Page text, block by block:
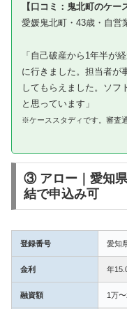
【口コミ：鬼北町のケー
愛媛鬼北町・43歳・自営
「自己破産から1年半が
に行きました。担当者が
してもらえました。ソフ
と思っています」
※ケーススタディです。審査
③ アロー｜愛知
結で申込み可
登録番号 愛知
金利 年
融資額 1万